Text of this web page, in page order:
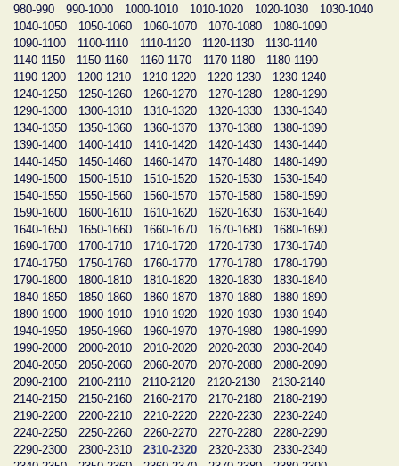
980-990
990-1000 1000-1010 1010-1020 1020-1030
1030-1040
1040-1050
1050-1060 1060-1070 1070-1080
1080-1090
1090-1100
1100-1110 1110-1120 1120-1130
1130-1140
1140-1150
1150-1160 1160-1170 1170-1180
1180-1190
1190-1200
1200-1210 1210-1220 1220-1230
1230-1240
1240-1250
1250-1260 1260-1270 1270-1280
1280-1290
1290-1300
1300-1310 1310-1320 1320-1330
1330-1340
1340-1350
1350-1360 1360-1370 1370-1380
1380-1390
1390-1400
1400-1410 1410-1420 1420-1430
1430-1440
1440-1450
1450-1460 1460-1470 1470-1480
1480-1490
1490-1500
1500-1510 1510-1520 1520-1530
1530-1540
1540-1550
1550-1560 1560-1570 1570-1580
1580-1590
1590-1600
1600-1610 1610-1620 1620-1630
1630-1640
1640-1650
1650-1660 1660-1670 1670-1680
1680-1690
1690-1700
1700-1710 1710-1720 1720-1730
1730-1740
1740-1750
1750-1760 1760-1770 1770-1780
1780-1790
1790-1800
1800-1810 1810-1820 1820-1830
1830-1840
1840-1850
1850-1860 1860-1870 1870-1880
1880-1890
1890-1900
1900-1910 1910-1920 1920-1930
1930-1940
1940-1950
1950-1960 1960-1970 1970-1980
1980-1990
1990-2000
2000-2010 2010-2020 2020-2030
2030-2040
2040-2050
2050-2060 2060-2070 2070-2080
2080-2090
2090-2100
2100-2110 2110-2120 2120-2130
2130-2140
2140-2150
2150-2160 2160-2170 2170-2180
2180-2190
2190-2200
2200-2210 2210-2220 2220-2230
2230-2240
2240-2250
2250-2260 2260-2270 2270-2280
2280-2290
2290-2300
2300-2310 2310-2320 2320-2330
2330-2340